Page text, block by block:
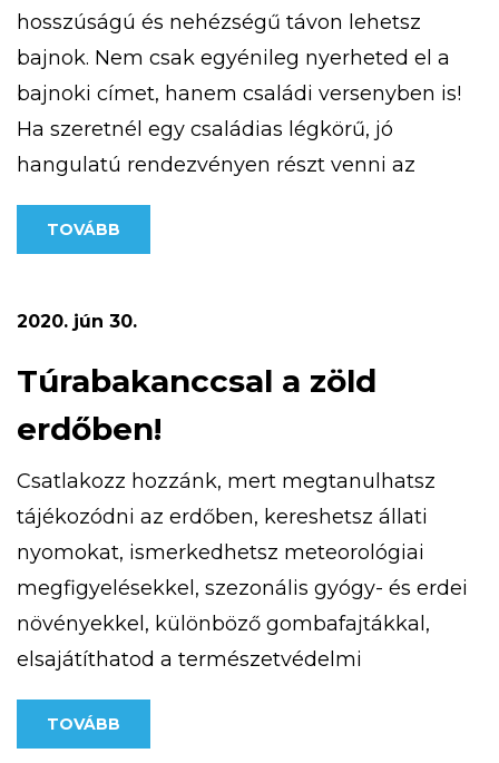
hosszúságú és nehézségű távon lehetsz
bajnok. Nem csak egyénileg nyerheted el a
bajnoki címet, hanem családi versenyben is!
Ha szeretnél egy családias légkörű, jó
hangulatú rendezvényen részt venni az
ország csúcsán, jelentkezz! További
információt a https://kekesteto.hu/kekesteto-
Számítunk rád, mert magasan a legjobb!
TOVÁBB
2020. jún 30.
Túrabakanccsal a zöld
erdőben!
Csatlakozz hozzánk, mert megtanulhatsz
tájékozódni az erdőben, kereshetsz állati
nyomokat, ismerkedhetsz meteorológiai
megfigyelésekkel, szezonális gyógy- és erdei
növényekkel, különböző gombafajtákkal,
elsajátíthatod a természetvédelmi
alapismereteket, az iránytű és a térkép
használatát. Részt vehetsz patak túrán,
TOVÁBB